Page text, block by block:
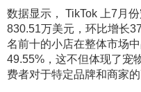
数据显示， TikTok 上7月
830.51万美元，环比增长
名前十的小店在整体市场
49.55%，这不但体现了宠
费者对于特定品牌和商家的